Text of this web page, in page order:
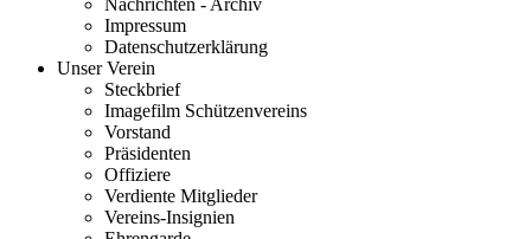
Impressum
Datenschutzerklärung
Unser Verein
Steckbrief
Imagefilm Schützenvereins
Vorstand
Präsidenten
Offiziere
Verdiente Mitglieder
Vereins-Insignien